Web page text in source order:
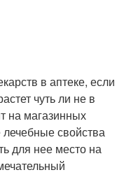
в аптеке, если
чуть ли не в
на магазинных
свойства
для нее место на